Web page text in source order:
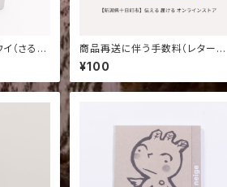
（さるな
の蔓・葉
商品再送に伴う手数料（レターパッ
クプラス）
¥100